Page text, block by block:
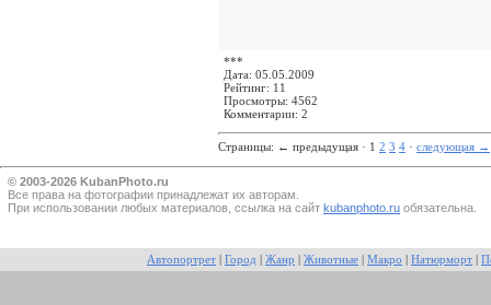
***
Дата: 05.05.2009
Рейтинг: 11
Просмотры: 4562
Комментарии: 2
Страницы: ← предыдущая · 1 2 3 4 · следующая →
© 2003-2026 KubanPhoto.ru
Все прaва на фотографии принадлежат их авторам.
При использовании любых материалов, ссылка на сайт kubanphoto.ru обязательна.
Автопортрет Город Жанр Животные Макро Натюрморт